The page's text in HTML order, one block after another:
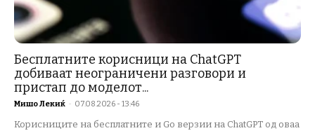
Бесплатните корисници на ChatGPT
добиваат неограничени разговори и
пристап до моделот...
Мишо Лекиќ - 07.08.2026 - 13:46
Корисниците на бесплатните и Go верзии на ChatGPT од оваа